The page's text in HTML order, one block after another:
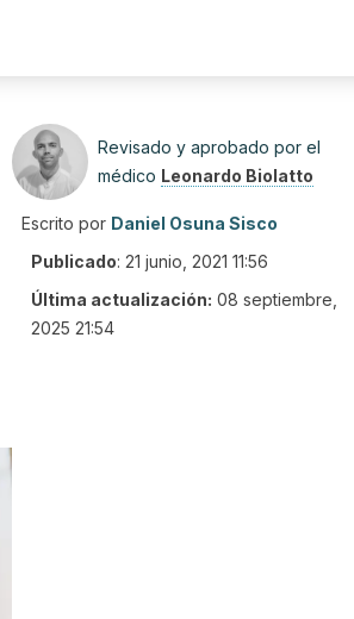
Revisado y aprobado por el
médico Leonardo Biolatto
Escrito por Daniel Osuna Sisco
Publicado: 21 junio, 2021 11:56
Última actualización: 08 septiembre,
2025 21:54